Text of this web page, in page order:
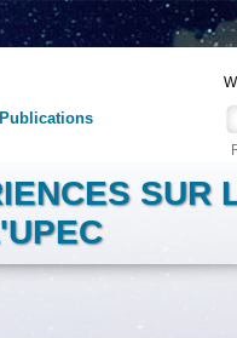
Publications
SUR